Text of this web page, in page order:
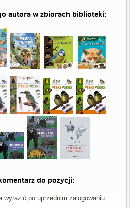
autora w zbiorach biblioteki:
do pozycji:
wyrazić po uprzednim zalogowaniu.